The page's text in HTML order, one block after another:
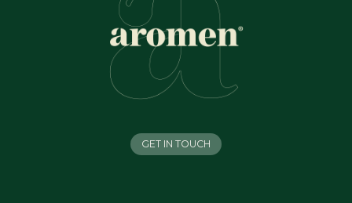
GET IN TOUCH